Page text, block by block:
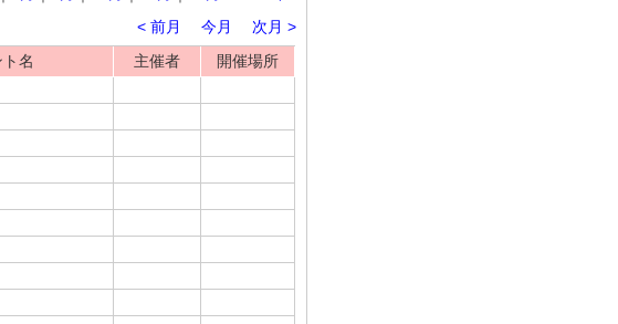
< 前月 今月
次月 >
名 主催者
開催場所